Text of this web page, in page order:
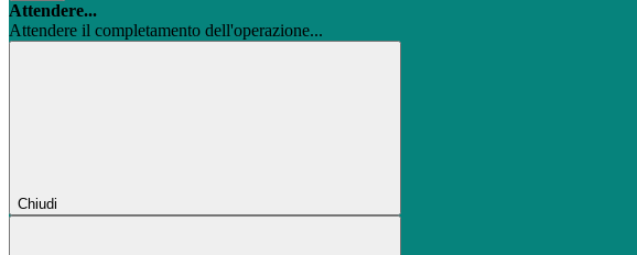
Attendere...
Attendere il completamento dell'operazione...
Chiudi